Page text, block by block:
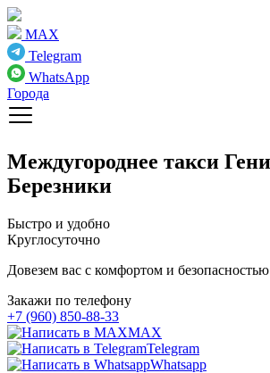
MAX
Telegram
WhatsApp
Города
Междугороднее такси
Березники
Быстро и удобно
Круглосуточно
Довезем вас с комфортом и безопасностью
Закажи по телефону
+7 (960) 850-88-33
MAX
Telegram
Whatsapp